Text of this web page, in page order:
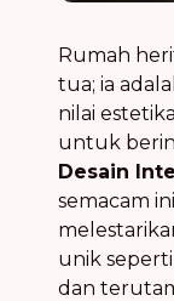
Rumah
tua; ia
nilai
untuk
Desain
semacam
unik
dan